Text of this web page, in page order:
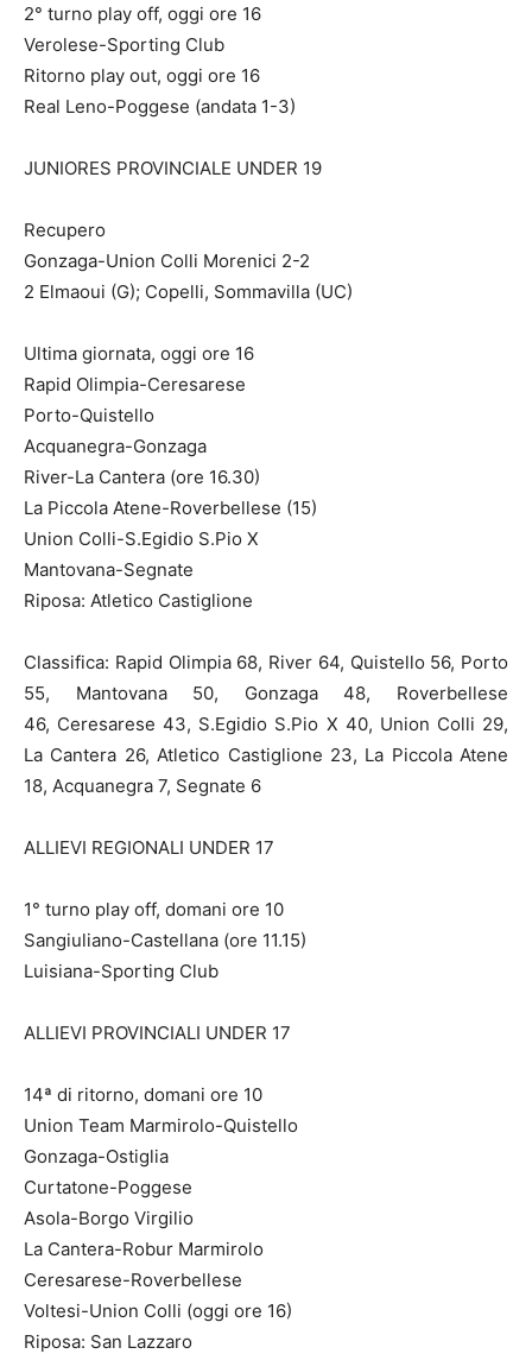
2° turno play off, oggi ore 16
Verolese-Sporting Club
Ritorno play out, oggi ore 16
Real Leno-Poggese (andata 1-3)
JUNIORES PROVINCIALE UNDER 19
Recupero
Gonzaga-Union Colli Morenici 2-2
2 Elmaoui (G); Copelli, Sommavilla (UC)
Ultima giornata, oggi ore 16
Rapid Olimpia-Ceresarese
Porto-Quistello
Acquanegra-Gonzaga
River-La Cantera (ore 16.30)
La Piccola Atene-Roverbellese (15)
Union Colli-S.Egidio S.Pio X
Mantovana-Segnate
Riposa: Atletico Castiglione
Classifica: Rapid Olimpia 68, River 64, Quistello 56, Porto
55, Mantovana 50, Gonzaga 48, Roverbellese
46, Ceresarese 43, S.Egidio S.Pio X 40, Union Colli 29,
La Cantera 26, Atletico Castiglione 23, La Piccola Atene
18, Acquanegra 7, Segnate 6
ALLIEVI REGIONALI UNDER 17
1° turno play off, domani ore 10
Sangiuliano-Castellana (ore 11.15)
Luisiana-Sporting Club
ALLIEVI PROVINCIALI UNDER 17
14ª di ritorno, domani ore 10
Union Team Marmirolo-Quistello
Gonzaga-Ostiglia
Curtatone-Poggese
Asola-Borgo Virgilio
La Cantera-Robur Marmirolo
Ceresarese-Roverbellese
Voltesi-Union Colli (oggi ore 16)
Riposa: San Lazzaro